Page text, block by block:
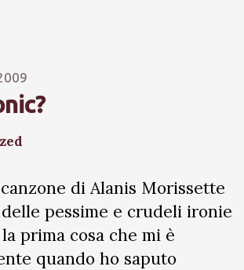
canzone di Alanis Morissette
pessime e crudeli ironie
la prima cosa che mi è
quando ho saputo